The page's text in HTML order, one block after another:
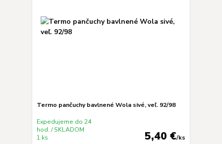
Termo pančuchy bavlnené Wola sivé, veľ. 92/98
5,40 €/ks
Expedujeme do 24
hod. / SKLADOM
1 ks